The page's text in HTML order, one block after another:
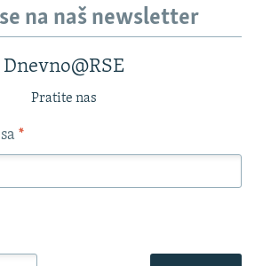
na naš newsletter
Dnevno@RSE
Pratite nas
*